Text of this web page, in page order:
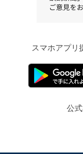
スマホアプリ
公